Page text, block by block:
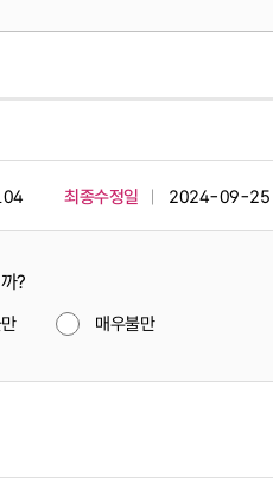
최종수정일 2024-09-25
?
매우불만